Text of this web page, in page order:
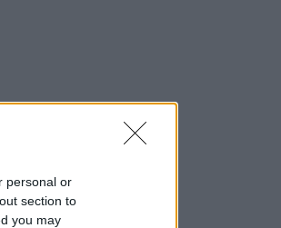
personal or
section to
you may